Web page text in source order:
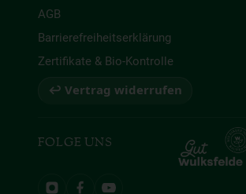
AGB
Barrierefreiheitserklärung
Zertifikate & Bio-Kontrolle
↩ Vertrag widerrufen
FOLGE UNS